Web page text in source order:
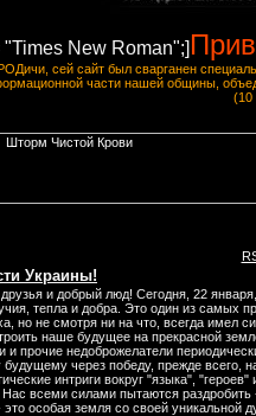
"Times New Roman";]
сей сайт был сварганен
части нашей общины,
(10
Украины!
и добрый люд! Сегодня, 22
тепла и добра. Это один из самых
но не смотря ни на что, всегда имел
наше будущее на прекрасной
и прочие недоброжелатели
будущему через победу, прежде всего,
интриги вокруг "языка",
всеми силами пытаются
это особая земля со своей